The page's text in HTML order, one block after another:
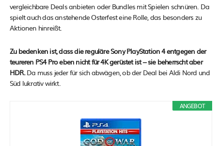
vergleichbare Deals anbieten oder Bundles mit Spielen schnüren. Da
spielt auch das anstehende Osterfest eine Rolle, das besonders zu
Aktionen hinreißt.
Zu bedenken ist, dass die reguläre Sony PlayStation 4 entgegen der
teureren PS4 Pro eben nicht für 4K gerüstet ist – sie beherrscht aber
HDR.Da muss jeder für sich abwägen, ob der Deal bei Aldi Nord und
Süd lukrativ wirkt.
ANGEBOT